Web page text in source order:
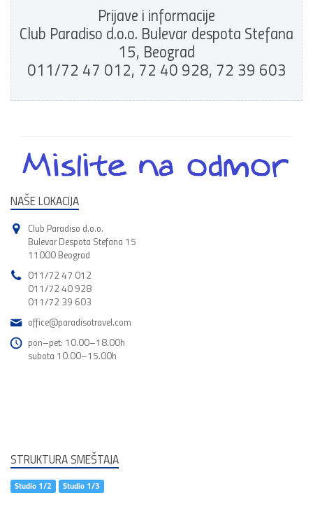
Prijave i informacije
Club Paradiso d.o.o. Bulevar despota Stefana
15, Beograd
011/72 47 012, 72 40 928, 72 39 603
NAŠE LOKACIJA
Club Paradiso d.o.o.
Bulevar Despota Stefana 15
11000 Beograd
011/72 47 012
011/72 40 928
011/72 39 603
office@paradisotravel.com
pon–pet: 10.00–18.00h
subota 10.00–15.00h
STRUKTURA SMEŠTAJA
Studio 1/2 Studio 1/3